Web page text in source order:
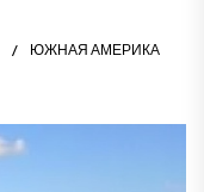
ЮЖНАЯ АМЕРИКА